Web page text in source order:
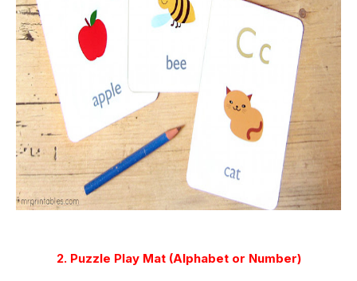
2. Puzzle Play Mat (Alphabet or Number)